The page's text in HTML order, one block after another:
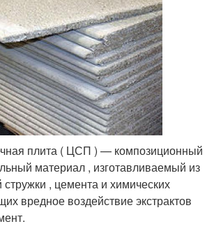
плита ( ЦСП ) — композиционный
материал , изготавливаемый из
, цемента и химических
вредное воздействие экстрактов